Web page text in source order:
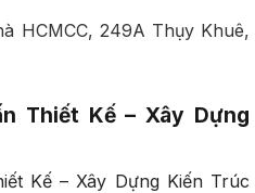
HCMCC, 249A Thụy Khuê,
Thiết Kế – Xây Dựng
Kế – Xây Dựng Kiến Trúc